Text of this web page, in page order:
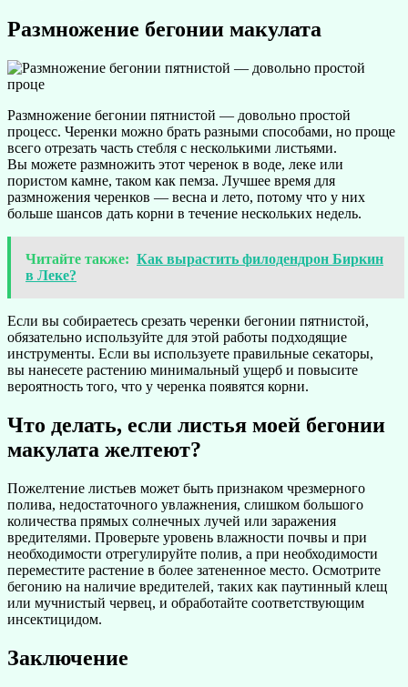
Размножение бегонии макулата
Размножение бегонии пятнистой — довольно простой
процесс. Черенки можно брать разными способами, но проще
всего отрезать часть стебля с несколькими листьями.
Вы можете размножить этот черенок в воде, леке или
пористом камне, таком как пемза. Лучшее время для
размножения черенков — весна и лето, потому что у них
больше шансов дать корни в течение нескольких недель.
Читайте также: Как вырастить филодендрон Биркин
в Леке?
Если вы собираетесь срезать черенки бегонии пятнистой,
обязательно используйте для этой работы подходящие
инструменты. Если вы используете правильные секаторы,
вы нанесете растению минимальный ущерб и повысите
вероятность того, что у черенка появятся корни.
Что делать, если листья моей бегонии
макулата желтеют?
Пожелтение листьев может быть признаком чрезмерного
полива, недостаточного увлажнения, слишком большого
количества прямых солнечных лучей или заражения
вредителями. Проверьте уровень влажности почвы и при
необходимости отрегулируйте полив, а при необходимости
переместите растение в более затененное место. Осмотрите
бегонию на наличие вредителей, таких как паутинный клещ
или мучнистый червец, и обработайте соответствующим
инсектицидом.
Заключение